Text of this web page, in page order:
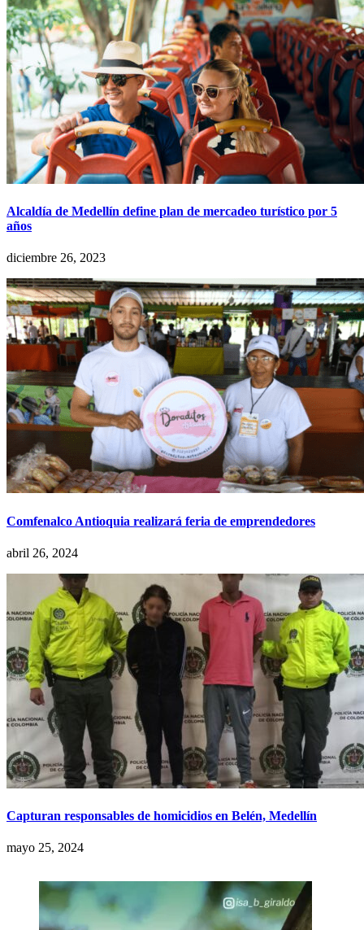
Alcaldía de Medellín define plan de mercadeo turístico por 5
años
diciembre 26, 2023
Comfenalco Antioquia realizará feria de emprendedores
abril 26, 2024
Capturan responsables de homicidios en Belén, Medellín
mayo 25, 2024